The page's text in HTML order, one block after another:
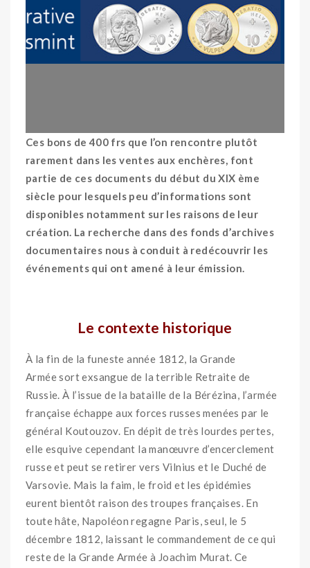
Ces bons de 400 frs que l’on rencontre plutôt
rarement dans les ventes aux enchères, font
partie de ces documents du début du XIX ème
siècle pour lesquels peu d’informations sont
disponibles notamment sur les raisons de leur
création. La recherche dans des fonds d’archives
documentaires nous à conduit à redécouvrir les
événements qui ont amené à leur émission.
Le contexte historique
À la fin de la funeste année 1812, la Grande
Armée sort exsangue de la terrible Retraite de
Russie. À l’issue de la bataille de la Bérézina, l’armée
française échappe aux forces russes menées par le
général Koutouzov. En dépit de très lourdes pertes,
elle esquive cependant la manœuvre d’encerclement
russe et peut se retirer vers Vilnius et le Duché de
Varsovie. Mais la faim, le froid et les épidémies
eurent bientôt raison des troupes françaises. En
toute hâte, Napoléon regagne Paris, seul, le 5
décembre 1812, laissant le commandement de ce qui
reste de la Grande Armée à Joachim Murat. Ce